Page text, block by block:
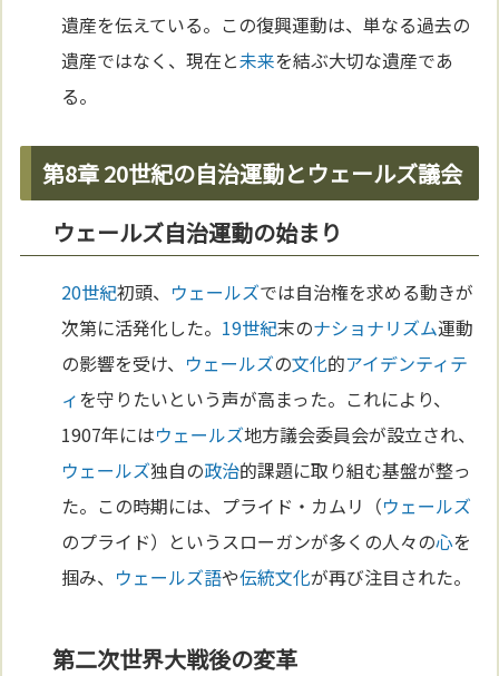
遺産を伝えている。この復興運動は、単なる過去の
遺産ではなく、現在と未来を結ぶ大切な遺産であ
る。
第8章 20世紀の自治運動とウェールズ議会
ウェールズ自治運動の始まり
20世紀初頭、 ウェールズでは自治権を求める動きが
次第に活発化した。 19世紀末のナショナリズム運動
の影響を受け、 ウェールズの文化的アイデンティテ
ィを守りたいという声が高まった。これにより、
1907年にはウェールズ地方議会委員会が設立され、
ウェールズ独自の政治的課題に取り組む基盤が整っ
た。この時期には、プライド・カムリ（ウェールズ
のプライド）というスローガンが多くの人々の心を
掴み、 ウェールズ語や伝統文化が再び注目された。
第二次世界大戦後の変革